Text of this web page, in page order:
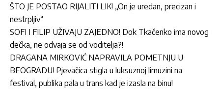
ŠTO JE POSTAO RIJALITI LIK! „On je uredan, precizan i
nestrpljiv“
SOFI I FILIP UŽIVAJU ZAJEDNO! Dok Tkačenko ima novog
dečka, ne odvaja se od voditelja?!
DRAGANA MIRKOVIĆ NAPRAVILA POMETNJU U
BEOGRADU! Pjevačica stigla u luksuznoj limuzini na
festival, publika pala u trans kad je izasla na binu!